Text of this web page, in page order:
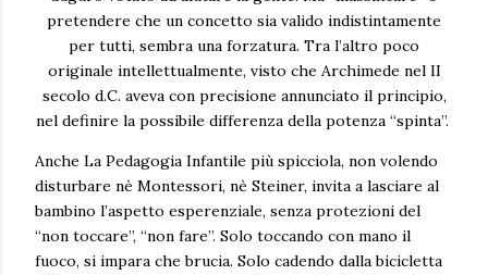
pretendere che un concetto sia valido indistintamente
per tutti, sembra una forzatura. Tra l’altro poco
originale intellettualmente, visto che Archimede nel II
secolo d.C. aveva con precisione annunciato il principio,
nel definire la possibile differenza della potenza “spinta”.
Anche La Pedagogia Infantile più spicciola, non volendo
disturbare nè Montessori, nè Steiner, invita a lasciare al
bambino l’aspetto esperenziale, senza protezioni del
“non toccare”, “non fare”. Solo toccando con mano il
fuoco, si impara che brucia. Solo cadendo dalla bicicletta